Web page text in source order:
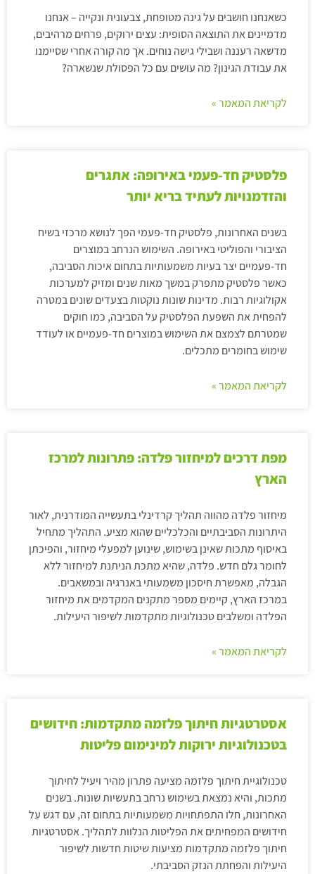
כשאנחנו חושבים על גינה מטופחת, צבעונית ונקייה – אנחנו
מדמיינים את התוצאה הסופית: עצים ירוקים, פרחים מרהיבים,
מדשאה רעננה ושבילי גישה נוחים. אך מה קורה אחרי שסיימנו
את עבודת הגינון? מה עושים עם כל הפסולת שנשארה?
לקריאת המאמר »
פלסטיק חד-פעמי באירופה: אתגרים
והזדמנויות לעתיד בריא יותר
בשנים האחרונות, פלסטיק חד-פעמי הפך לנושא מרכזי בשיח
הציבורי והפוליטי באירופה. השימוש הנרחב במוצרים
חד-פעמיים יצר בעיות משמעותיות בתחום איכות הסביבה,
כאשר פלסטיק מתפרק במשך מאות שנים ומזיק למערכות
אקולוגיות רבות. מדינות שונות נוקטות בצעדים שונים במטרה
להפחית את השפעת הפלסטיק על הסביבה, כמו חוקים
שמטרתם לצמצם את השימוש במוצרים חד-פעמיים או לעודד
שימוש בחומרים מתכלים.
לקריאת המאמר »
מפת דרכים למיחזור פלדה: פתרונות למרכז
הארץ
מיחזור פלדה מהווה תהליך קרדינלי בתעשייה המודרנית, לאור
היתרונות הסביבתיים והכלכליים שהוא מציע. התהליך מתחיל
באיסוף מתכות שאינן בשימוש, שינוען למפעלי מיחזור, והפיכתן
לחומר גלם חדש. פלדה, שהיא מתכת הניתנת למיחזור ללא
הגבלה, מאפשרת חיסכון משמעותי באנרגיה ובמשאבים.
במרכז הארץ, קיימים מספר מתקנים המקדמים את מיחזור
הפלדה ומשלבים טכנולוגיות מתקדמות לשיפור היעילות.
לקריאת המאמר »
אסטרטגיות חיתוך פלזמה מתקדמות: חידושים
בטכנולוגיות ירוקות למינימום פליטות
טכנולוגיית חיתוך פלזמה מציעה פתרון מהיר ויעיל לחיתוך
מתכות, והיא נמצאת בשימוש נרחב בתעשיות שונות. בשנים
האחרונות, חלו התפתחויות משמעותיות בתחום זה, עם דגש על
חידושים המפחיתים את הפליטות הנלוות לתהליך. אסטרטגיות
חיתוך פלזמה מתקדמות מציעות שיטות חדשות לשיפור
היעילות והפחתת הנזק הסביבתי.